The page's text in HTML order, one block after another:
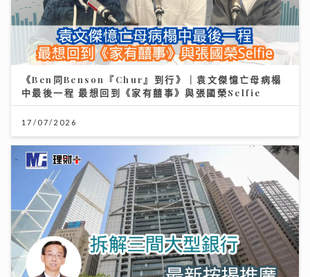
《Ben同Benson『Chur』到行》｜袁文傑憶亡母病榻
中最後一程 最想回到《家有囍事》與張國榮Selfie
17/07/2026